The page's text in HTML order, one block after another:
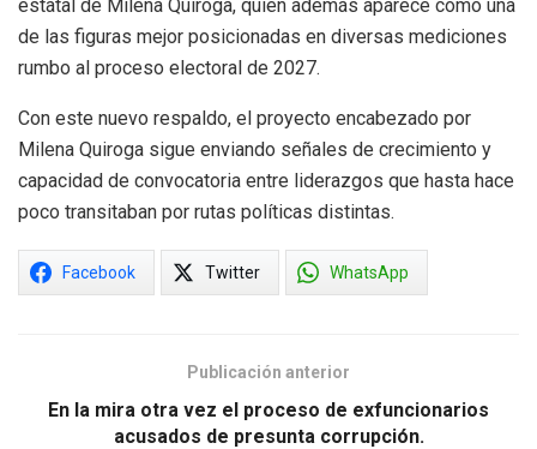
estatal de Milena Quiroga, quien además aparece como una
de las figuras mejor posicionadas en diversas mediciones
rumbo al proceso electoral de 2027.
Con este nuevo respaldo, el proyecto encabezado por
Milena Quiroga sigue enviando señales de crecimiento y
capacidad de convocatoria entre liderazgos que hasta hace
poco transitaban por rutas políticas distintas.
Facebook Twitter WhatsApp
Publicación anterior
En la mira otra vez el proceso de exfuncionarios
acusados de presunta corrupción.